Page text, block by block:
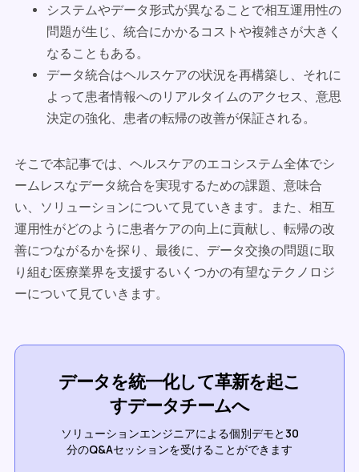
システムやデータ形式が異なることで相互運用性の
問題が生じ、統合にかかるコストや複雑さが大きく
なることもある。
データ統合はヘルスケアの状況を再構築し、それに
よって患者情報へのリアルタイムのアクセス、意思
決定の強化、患者の転帰の改善が保証される。
そこで本記事では、ヘルスケアのエコシステム全体でシ
ームレスなデータ統合を実現するための課題、意味合
い、ソリューションについて見ていきます。また、相互
運用性がどのように患者ケアの向上に貢献し、転帰の改
善につながるかを探り、最後に、データ交換の問題に取
り組む医療業界を支援するいくつかの有望なテクノロジ
ーについて見ていきます。
データを統一化して革新を起こ
すデータチームへ
ソリューションエンジニアによる個別デモと30
分のQ&Aセッションを受けることができます